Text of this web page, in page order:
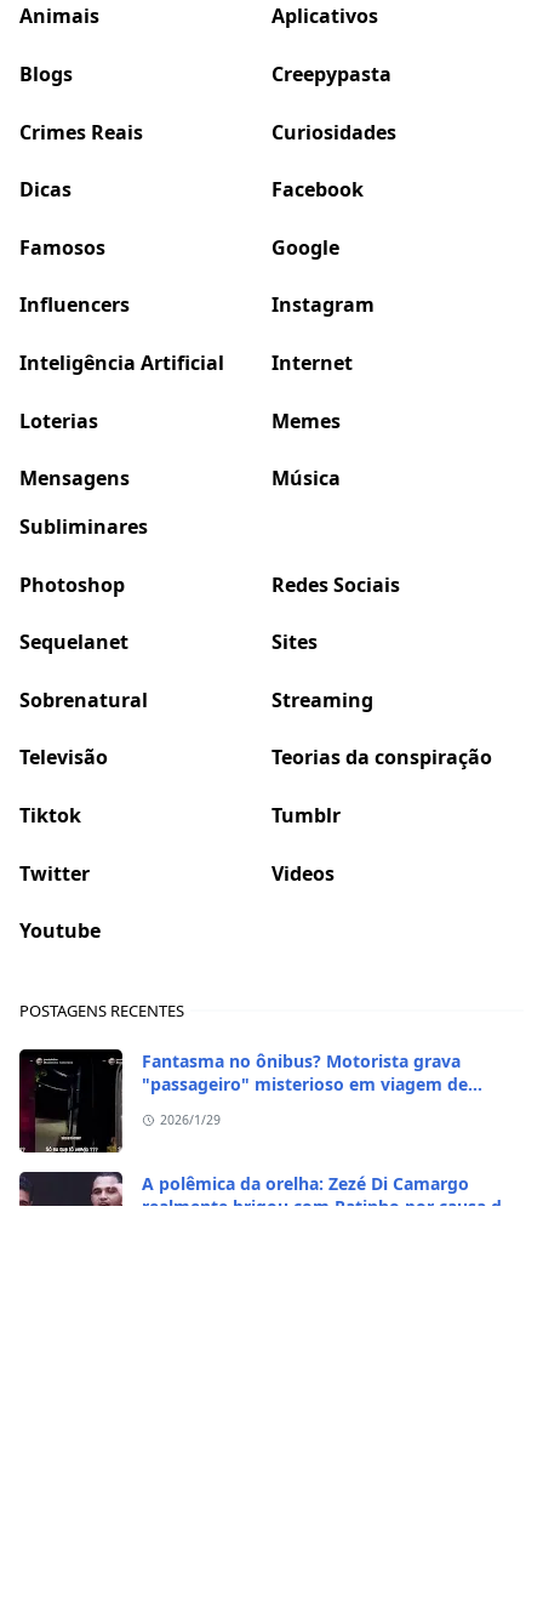
Animais Aplicativos
Blogs Creepypasta
Crimes Reais Curiosidades
Dicas Facebook
Famosos Google
Influencers Instagram
Inteligência Artificial Internet
Loterias Memes
Mensagens
Subliminares
Música
Photoshop Redes Sociais
Sequelanet Sites
Sobrenatural Streaming
Televisão Teorias da conspiração
Tiktok Tumblr
Twitter Videos
Youtube
POSTAGENS RECENTES
Fantasma no ônibus? Motorista grava
"passageiro" misterioso em viagem de
2026/1/29
A polêmica da orelha: Zezé Di Camargo
realmente brigou com Ratinho por causa do